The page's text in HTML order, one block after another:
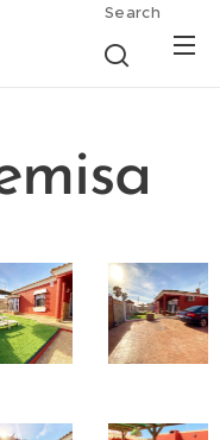
Search